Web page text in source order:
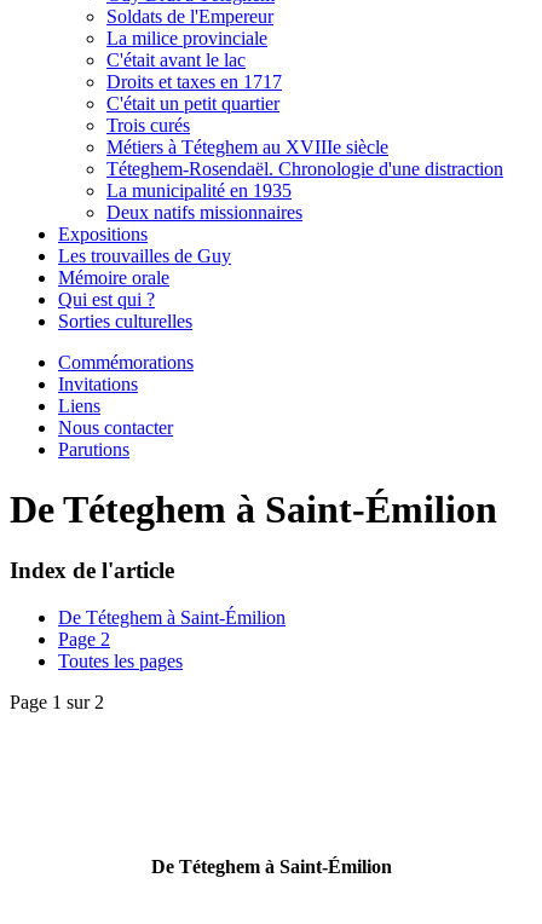
Soldats de l'Empereur
La milice provinciale
C'était avant le lac
Droits et taxes en 1717
C'était un petit quartier
Trois curés
Métiers à Téteghem au XVIIIe siècle
Téteghem-Rosendaël. Chronologie d'une distraction
La municipalité en 1935
Deux natifs missionnaires
Expositions
Les trouvailles de Guy
Mémoire orale
Qui est qui ?
Sorties culturelles
Commémorations
Invitations
Liens
Nous contacter
Parutions
De Téteghem à Saint-Émilion
Index de l'article
De Téteghem à Saint-Émilion
Page 2
Toutes les pages
Page 1 sur 2
De Téteghem à Saint-Émilion